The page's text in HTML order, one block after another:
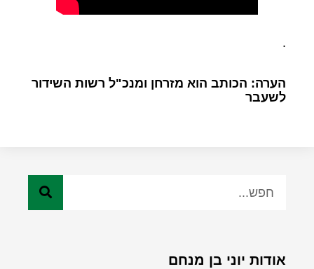
.
הערה: הכותב הוא מזרחן ומנכ"ל רשות השידור
לשעבר
אודות יוני בן מנחם